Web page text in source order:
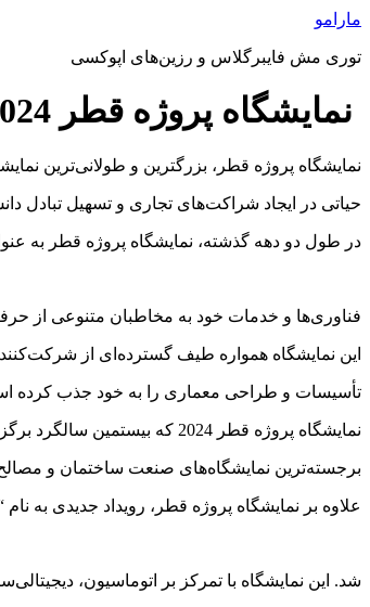
پرش
محتوا
مارامو
توری مش فایبرگلاس و رزین‌های اپوکسی
نمایشگاه پروژه قطر 2024: دو دهه تعالی در صنعت ساختمان قطر
نمایشگاه پروژه قطر، بزرگترین و طولانی‌ترین نمایشگاه
حیاتی در ایجاد شراکت‌های تجاری و تسهیل
در طول دو دهه گذشته، نمایشگاه پروژه قطر به
فناوری‌ها و خدمات خود به مخاطبان متنوعی از
این نمایشگاه همواره طیف گسترده‌ای از
تأسیسات و طراحی معماری را به خود جذب کرده
نمایشگاه پروژه قطر 2024 که بیستمین سالگرد برگزاری آن را جشن می‌گیرد، نقطه عطفی در تاریخ این رویداد است. این نمایشگاه به یکی از
برجسته‌ترین نمایشگاه‌های صنعت ساختمان و
علاوه بر نمایشگاه پروژه قطر، رویداد جدیدی به نام “نمایشگاه تولید هوشمند” نیز
شد. این نمایشگاه با تمرکز بر اتوماسیون،